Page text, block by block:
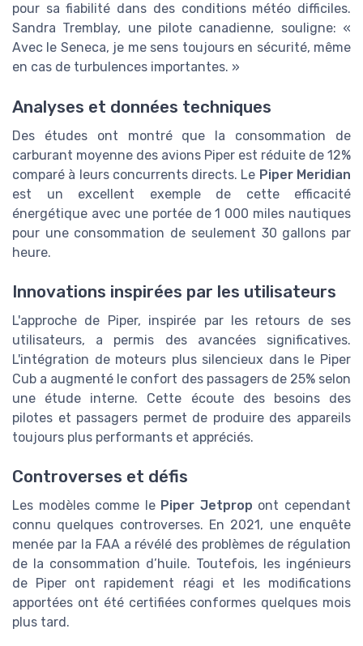
pour sa fiabilité dans des conditions météo difficiles.
Sandra Tremblay, une pilote canadienne, souligne: «
Avec le Seneca, je me sens toujours en sécurité, même
en cas de turbulences importantes. »
Analyses et données techniques
Des études ont montré que la consommation de
carburant moyenne des avions Piper est réduite de 12%
comparé à leurs concurrents directs. Le Piper Meridian
est un excellent exemple de cette efficacité
énergétique avec une portée de 1 000 miles nautiques
pour une consommation de seulement 30 gallons par
heure.
Innovations inspirées par les utilisateurs
L'approche de Piper, inspirée par les retours de ses
utilisateurs, a permis des avancées significatives.
L'intégration de moteurs plus silencieux dans le Piper
Cub a augmenté le confort des passagers de 25% selon
une étude interne. Cette écoute des besoins des
pilotes et passagers permet de produire des appareils
toujours plus performants et appréciés.
Controverses et défis
Les modèles comme le Piper Jetprop ont cependant
connu quelques controverses. En 2021, une enquête
menée par la FAA a révélé des problèmes de régulation
de la consommation d’huile. Toutefois, les ingénieurs
de Piper ont rapidement réagi et les modifications
apportées ont été certifiées conformes quelques mois
plus tard.